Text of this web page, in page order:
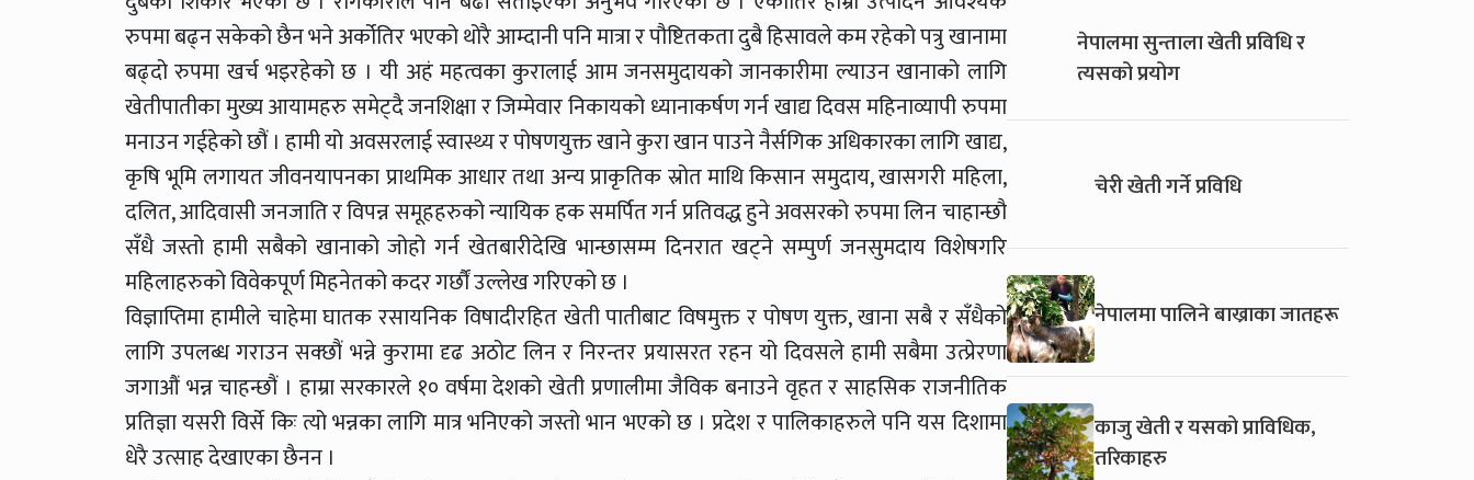
रुपमा बढ्न सकेको छैन भने अर्कोतिर भएको थोरै आम्दानी पनि मात्रा र पौष्टितकता दुबै हिसावले कम रहेको पत्रु खानामा
बढ्दो रुपमा खर्च भइरहेको छ । यी अहं महत्वका कुरालाई आम जनसमुदायको जानकारीमा ल्याउन खानाको लागि
खेतीपातीका मुख्य आयामहरु समेट्दै जनशिक्षा र जिम्मेवार निकायको ध्यानाकर्षण गर्न खाद्य दिवस महिनाव्यापी रुपमा
मनाउन गईहेको छौं । हामी यो अवसरलाई स्वास्थ्य र पोषणयुक्त खाने कुरा खान पाउने नैर्सगिक अधिकारका लागि खाद्य,
कृषि भूमि लगायत जीवनयापनका प्राथमिक आधार तथा अन्य प्राकृतिक स्रोत माथि किसान समुदाय, खासगरी महिला,
दलित, आदिवासी जनजाति र विपन्न समूहहरुको न्यायिक हक समर्पित गर्न प्रतिवद्ध हुने अवसरको रुपमा लिन चाहान्छौ
सँधै जस्तो हामी सबैको खानाको जोहो गर्न खेतबारीदेखि भान्छासम्म दिनरात खट्ने सम्पुर्ण जनसुमदाय विशेषगरि
महिलाहरुको विवेकपूर्ण मिहनेतको कदर गर्छौं उल्लेख गरिएको छ ।
विज्ञाप्तिमा हामीले चाहेमा घातक रसायनिक विषादीरहित खेती पातीबाट विषमुक्त र पोषण युक्त, खाना सबै र सँधैको
लागि उपलब्ध गराउन सक्छौं भन्ने कुरामा दृढ अठोट लिन र निरन्तर प्रयासरत रहन यो दिवसले हामी सबैमा उत्प्रेरणा
जगाऔं भन्न चाहन्छौं । हाम्रा सरकारले १० वर्षमा देशको खेती प्रणालीमा जैविक बनाउने वृहत र साहसिक राजनीतिक
प्रतिज्ञा यसरी विर्से किः त्यो भन्नका लागि मात्र भनिएको जस्तो भान भएको छ । प्रदेश र पालिकाहरुले पनि यस दिशामा
धेरै उत्साह देखाएका छैनन ।
नेपालमा सुन्ताला खेती प्रविधि र
त्यसको प्रयोग
चेरी खेती गर्ने प्रविधि
नेपालमा पालिने बाख्राका जातहरू
काजु खेती र यसको प्राविधिक,
तरिकाहरु